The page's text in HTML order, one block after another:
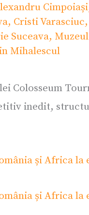
Cimpoiași
, Cristi Varasciuc,
Suceava,
Mihalescul
Colosseum
inedit,